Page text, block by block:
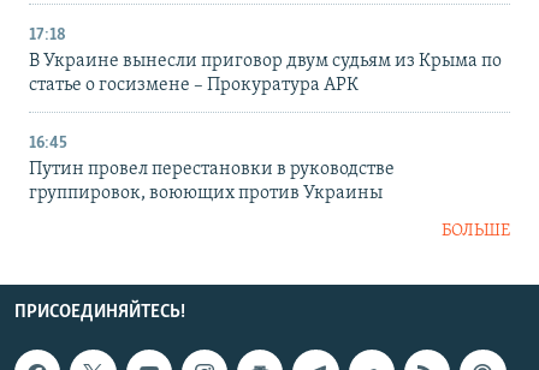
17:18
В Украине вынесли приговор двум судьям из Крыма по
статье о госизмене – Прокуратура АРК
16:45
Путин провел перестановки в руководстве
группировок, воюющих против Украины
БОЛЬШЕ
ПРИСОЕДИНЯЙТЕСЬ!